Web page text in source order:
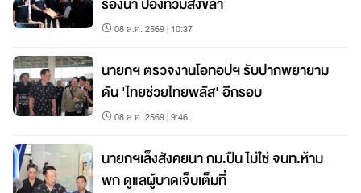
08 ส.ค. 2569 | 10:37
นายกฯ ตรวจงานโอทอปฯ รับปากพยายาม
ดัน 'ไทยช่วยไทยพลัส' อีกรอบ
08 ส.ค. 2569 | 9:46
นายกฯเล็งสังคยนา กม.ปืน ไม่ใช่ จนท.ห้าม
พก ดูแลผู้บาดเจ็บเต็มที่